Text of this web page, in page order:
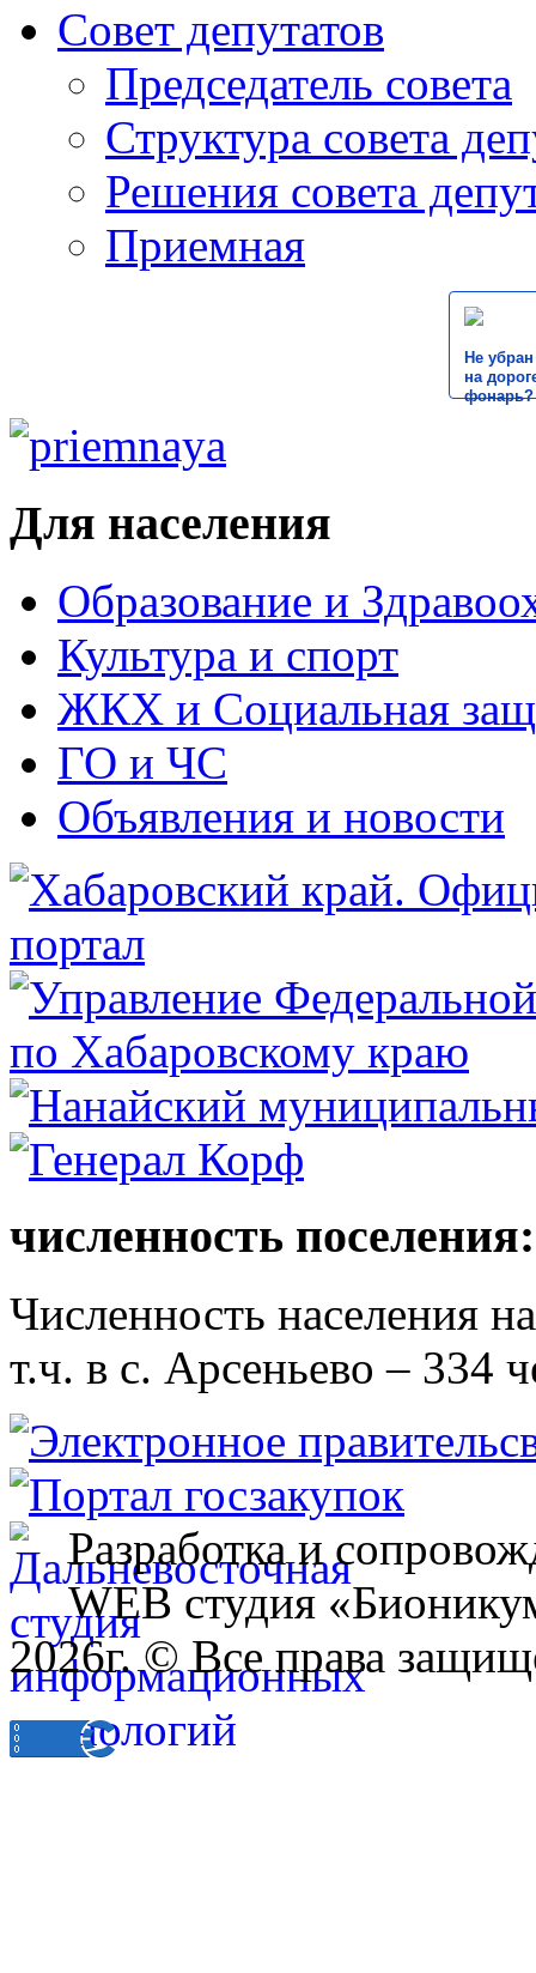
Совет депутатов
Председатель совета
Структура совета
Решения совета
Приемная
Не
на
фонарь?
Для населения
Образование и
Культура и спорт
ЖКХ и Социальная
ГО и ЧС
Объявления и новости
численность поселения:
Численность населения
т.ч. в с. Арсеньево – 334
Разработка и
WEB студия
2026г. © Все права